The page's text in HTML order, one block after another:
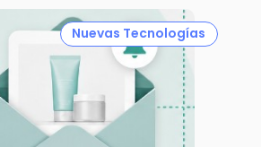
Nuevas Tecnologías